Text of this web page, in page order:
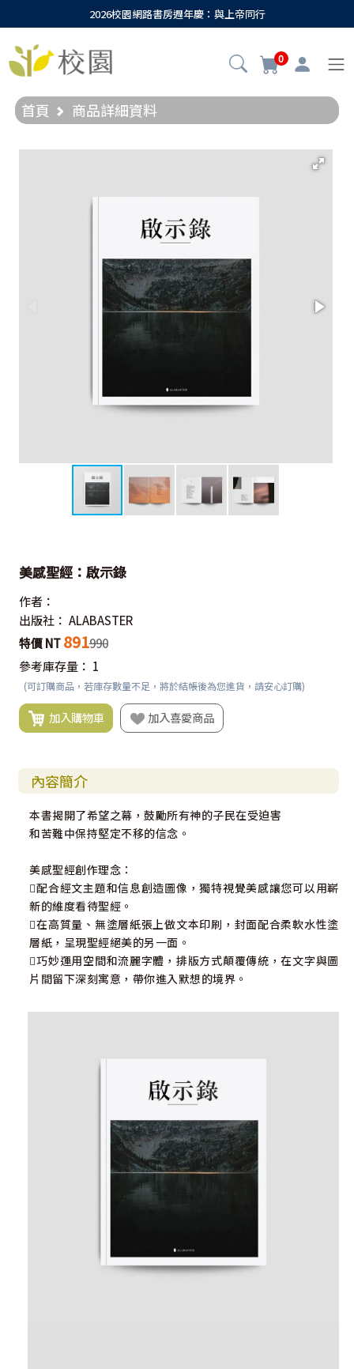
2026校園網路書房週年慶：與上帝同行
0
首頁 商品詳細資料
美感聖經：啟示錄
作者：
出版社： ALABASTER
特價 NT 891990
參考庫存量： 1
(可訂購商品，若庫存數量不足，將於結帳後為您進貨，請安心訂購)
加入購物車 加入喜愛商品
內容簡介
本書揭開了希望之幕，鼓勵所有神的子民在受迫害
和苦難中保持堅定不移的信念。
美感聖經創作理念：
配合經文主題和信息創造圖像，獨特視覺美感讓您可以用嶄
新的維度看待聖經。
在高質量、無塗層紙張上做文本印刷，封面配合柔軟水性塗
層紙，呈現聖經絕美的另一面。
巧妙運用空間和流麗字體，排版方式顛覆傳統，在文字與圖
片間留下深刻寓意，帶你進入默想的境界。